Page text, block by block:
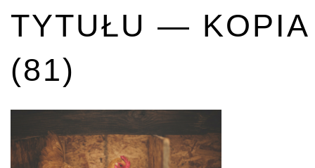
TYTUŁU — KOPIA
(81)